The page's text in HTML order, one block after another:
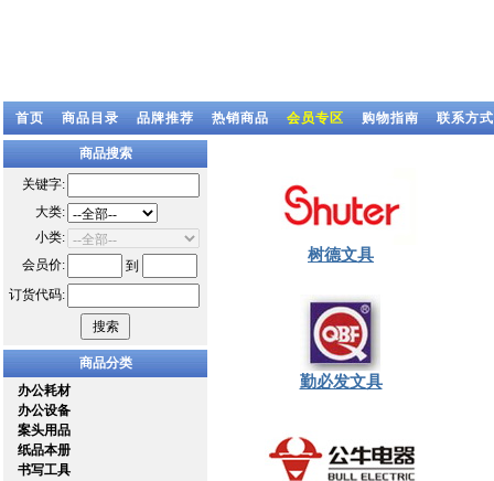
首页 商品目录 品牌推荐 热销商品 会员专区 购物指南 联系方式
商品搜索
关键字:
大类:
小类:
会员价:
到
订货代码:
商品分类
办公耗材
办公设备
案头用品
纸品本册
书写工具
树德文具
勤必发文具